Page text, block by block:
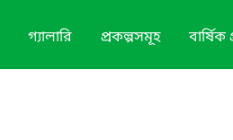
গ্যালারি প্রকল্পসমূহ